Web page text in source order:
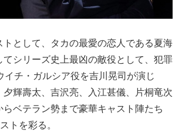
トとして、タカの最愛の恋人である夏海
てシリーズ史上最凶の敵役として、犯罪
イチ・ガルシア役を吉川晃司が演じ
夕輝壽太、吉沢亮、入江甚儀、片桐竜次
らベテラン勢まで豪華キャスト陣たち
トを彩る。